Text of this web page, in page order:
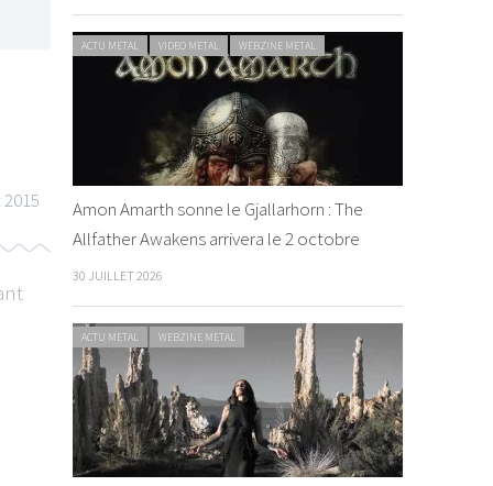
ACTU METAL VIDEO METAL WEBZINE METAL
Amon Amarth sonne le Gjallarhorn : The
Allfather Awakens arrivera le 2 octobre
30 JUILLET 2026
ACTU METAL WEBZINE METAL